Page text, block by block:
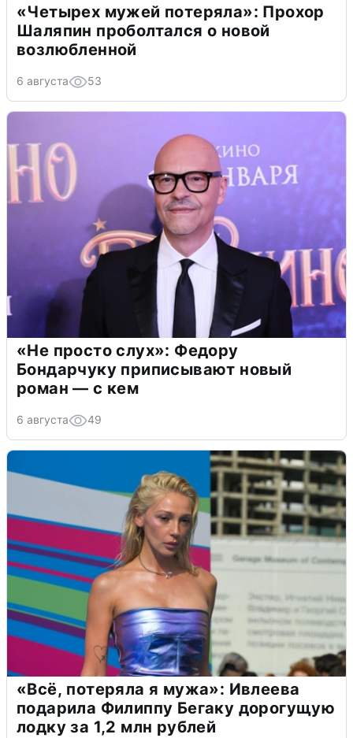
«Четырех мужей потеряла»: Прохор
Шаляпин проболтался о новой
возлюбленной
6 августа 53
«Не просто слух»: Федору
Бондарчуку приписывают новый
роман — с кем
6 августа 49
«Всё, потеряла я мужа»: Ивлеева
подарила Филиппу Бегаку дорогущую
лодку за 1,2 млн рублей